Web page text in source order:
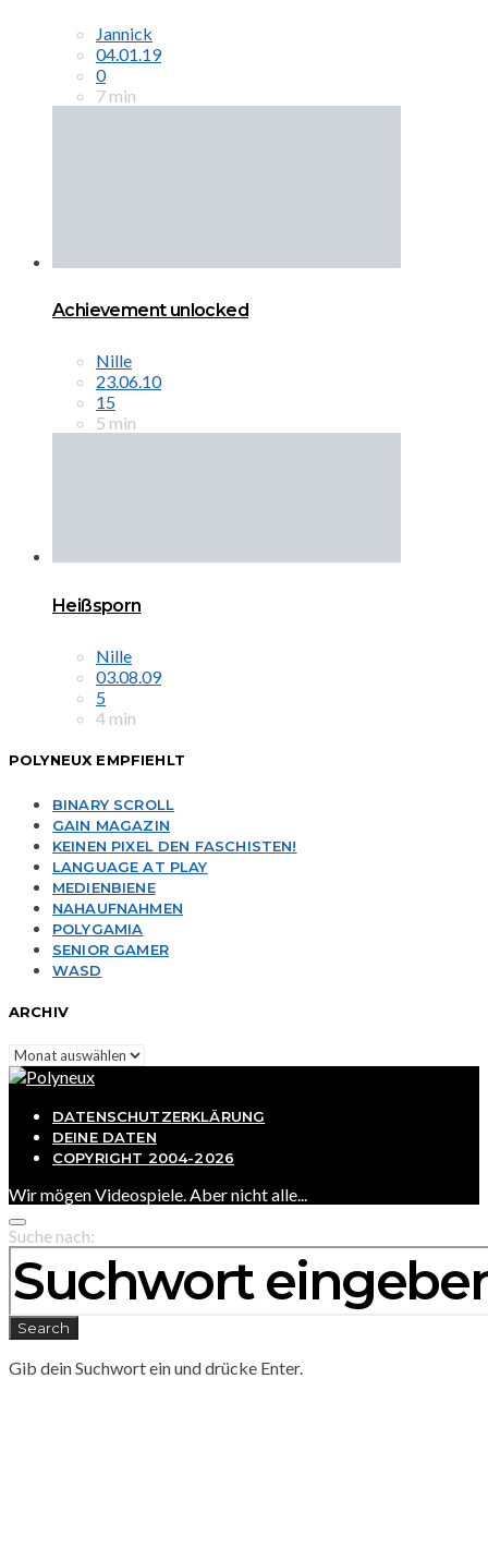
Jannick
04.01.19
0
7 min
Achievement unlocked
Nille
23.06.10
15
5 min
Heißsporn
Nille
03.08.09
5
4 min
POLYNEUX EMPFIEHLT
BINARY SCROLL
GAIN MAGAZIN
KEINEN PIXEL DEN FASCHISTEN!
LANGUAGE AT PLAY
MEDIENBIENE
NAHAUFNAHMEN
POLYGAMIA
SENIOR GAMER
WASD
ARCHIV
Archiv
DATENSCHUTZERKLÄRUNG
DEINE DATEN
COPYRIGHT 2004-2026
Wir mögen Videospiele. Aber nicht alle...
Suche nach:
Search
Gib dein Suchwort ein und drücke Enter.